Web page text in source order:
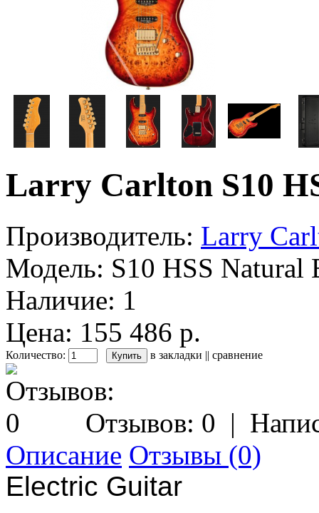
Larry Carlton S10
Производитель: Larry
Модель: S10 HSS Natural
Наличие: 1
Цена: 155 486 р.
Количество: в закладки || сравнение
Отзывов: 0 |
Описание Отзывы (0)
Electric Guitar